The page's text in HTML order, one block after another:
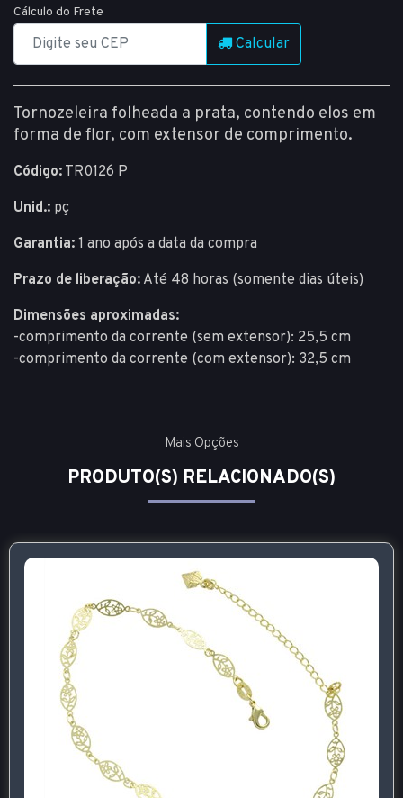
Cálculo do Frete
Calcular
Tornozeleira folheada a prata, contendo elos em
forma de flor, com extensor de comprimento.
Código: TR0126 P
Unid.: pç
Garantia: 1 ano após a data da compra
Prazo de liberação: Até 48 horas (somente dias úteis)
Dimensões aproximadas:
-comprimento da corrente (sem extensor): 25,5 cm
-comprimento da corrente (com extensor): 32,5 cm
Mais Opções
PRODUTO(S) RELACIONADO(S)